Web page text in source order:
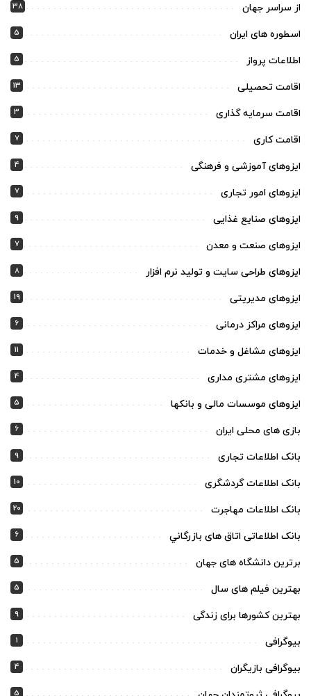
از سراسر جهان 38
اسطوره های ایران 5
اطلاعات پرواز 5
اقامت تحصیلی 13
اقامت سرمایه گذاری 3
اقامت کاری 7
ایزوهای آموزشی و فرهنگی 4
ایزوهای امور تجاری 7
ایزوهای صنایع غذایی 9
ایزوهای صنعت و معدن 7
ایزوهای طراحی سایت و تولید نرم افزار 8
ایزوهای مدیریتی 19
ایزوهای مراکز درمانی 6
ایزوهای مشاغل و خدمات 11
ایزوهای مشتری مداری 4
ایزوهای موسسات مالی و بانکها 5
بازی های محلی ایران 6
بانک اطلاعات تجاری 9
بانک اطلاعات گردشگری 10
بانک اطلاعات مهاجرت 20
بانک اطلاعاتی اتاق های بازرگاني 6
برترین دانشگاه های جهان 5
بهترین فیلم های سال 5
بهترین کشورها برای زندگی 9
بیوگرافی 1
بیوگرافی بازیگران 4
5